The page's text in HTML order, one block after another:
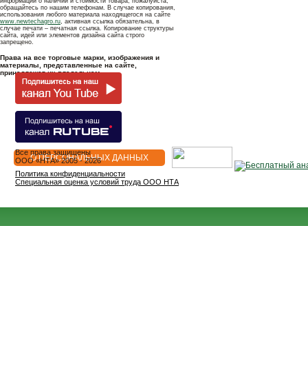
обращайтесь по нашим телефонам. В случае копирования,
использования любого материала находящегося на сайте
www.newtechagro.ru, активная ссылка обязательна, в
случае печати – печатная ссылка. Копирование структуры
сайта, идей или элементов дизайна сайта строго
запрещено.
Права на все торговые марки, изображения и
материалы, представленные на сайте,
принадлежат их владельцам.
О ПЕРСОНАЛЬНЫХ ДАННЫХ
Все права защищены
OOO «НТА» 2005 - 2026
Политика конфиденциальности
Специальная оценка условий труда ООО НТА